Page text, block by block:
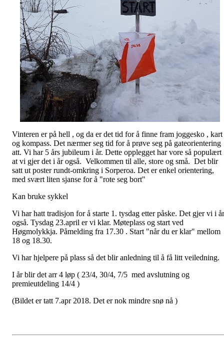
Vinteren er på hell , og da er det tid for å finne fram joggesko , kart
og kompass. Det nærmer seg tid for å prøve seg på gateorientering
att. Vi har 5 års jubileum i år. Dette opplegget har vore så populært
at vi gjer det i år også. Velkommen til alle, store og små. Det blir
satt ut poster rundt-omkring i Sorperoa. Det er enkel orientering,
med svært liten sjanse for å "rote seg bort"
Kan bruke sykkel
Vi har hatt tradisjon for å starte 1. tysdag etter påske. Det gjer vi i år
også. Tysdag 23.april er vi klar. Møteplass og start ved
Høgmolykkja. Påmelding fra 17.30 . Start "når du er klar" mellom
18 og 18.30.
Vi har hjelpere på plass så det blir anledning til å få litt veiledning.
I år blir det arr 4 løp ( 23/4, 30/4, 7/5 med avslutning og
premieutdeling 14/4 )
(Bildet er tatt 7.apr 2018. Det er nok mindre snø nå )